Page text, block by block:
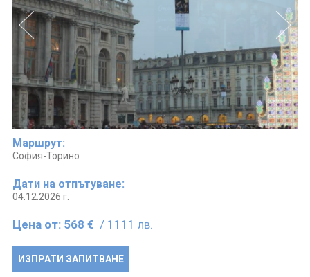
Маршрут:
София-Торино
Дати на отпътуване:
04.12.2026 г.
Цена от: 568 € / 1111 лв.
ИЗПРАТИ ЗАПИТВАНЕ